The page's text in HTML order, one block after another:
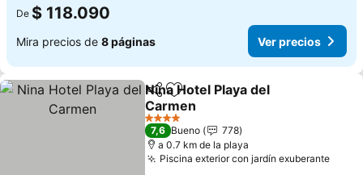
De $ 118.090
Mira precios de 8 páginas Ver precios
CompartirAgregar a favoritos
Nina Hotel Playa del
Carmen
Ver precios
4 Estrellas
7,6 Bueno
778
a 0.7 km de la playa
Piscina exterior con jardín exuberanteVer